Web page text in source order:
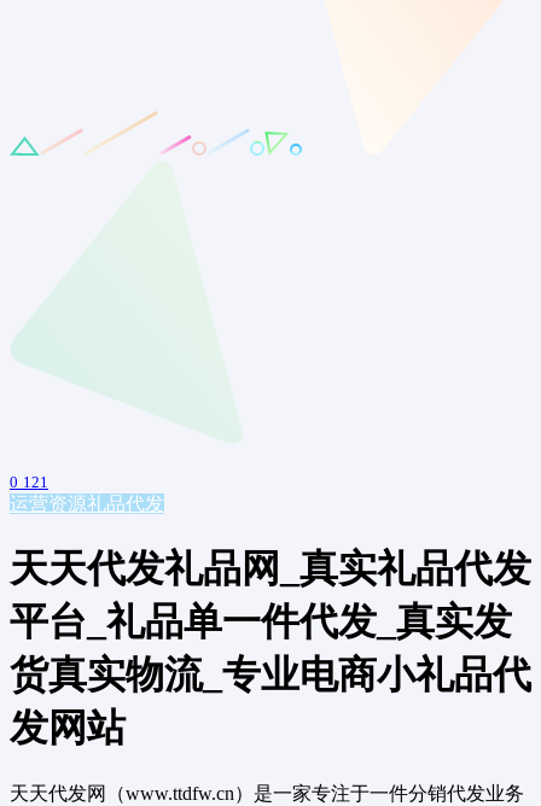
0 121
运营资源礼品代发
天天代发礼品网_真实礼品代发
平台_礼品单一件代发_真实发
货真实物流_专业电商小礼品代
发网站
天天代发网（www.ttdfw.cn）是一家专注于一件分销代发业务